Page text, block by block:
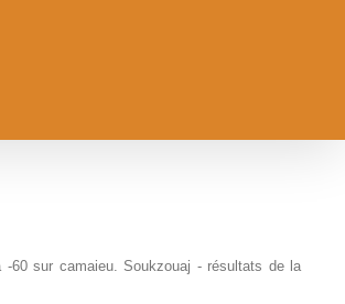
60 sur camaieu. Soukzouaj - résultats de la